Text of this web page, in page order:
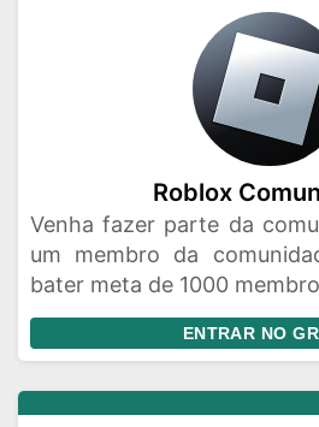
Roblox
Venha fazer parte da
um membro da
bater meta de 1000
ENTRAR NO